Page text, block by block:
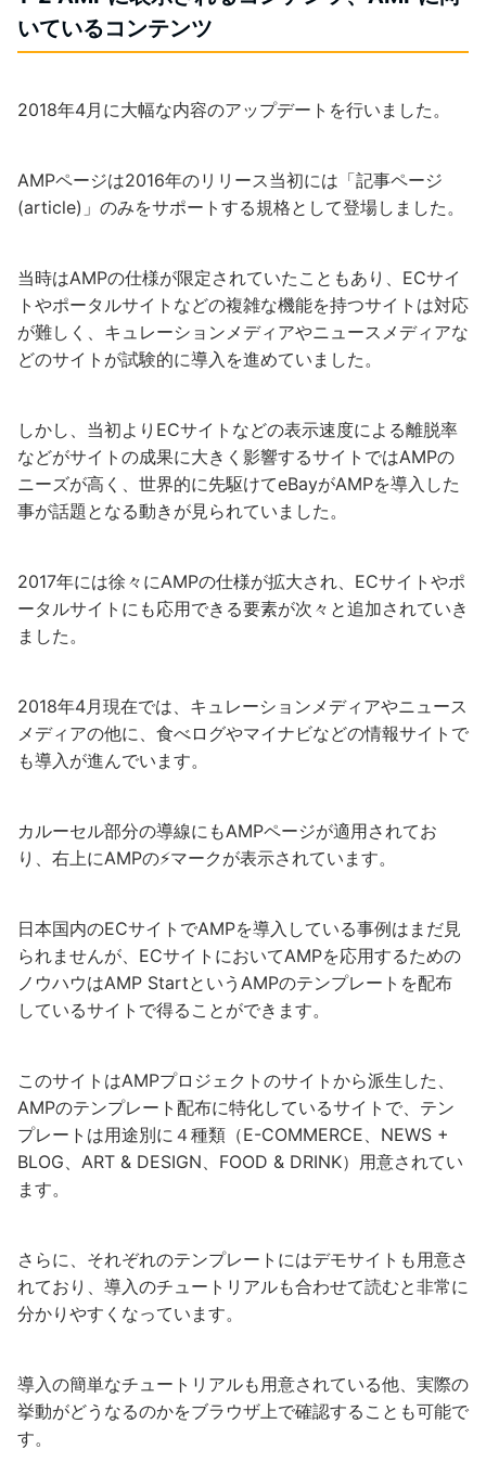
いているコンテンツ
2018年4月に大幅な内容のアップデートを行いました。
AMPページは2016年のリリース当初には「記事ページ
(article)」のみをサポートする規格として登場しました。
当時はAMPの仕様が限定されていたこともあり、ECサイ
トやポータルサイトなどの複雑な機能を持つサイトは対応
が難しく、キュレーションメディアやニュースメディアな
どのサイトが試験的に導入を進めていました。
しかし、当初よりECサイトなどの表示速度による離脱率
などがサイトの成果に大きく影響するサイトではAMPの
ニーズが高く、世界的に先駆けてeBayがAMPを導入した
事が話題となる動きが見られていました。
2017年には徐々にAMPの仕様が拡大され、ECサイトやポ
ータルサイトにも応用できる要素が次々と追加されていき
ました。
2018年4月現在では、キュレーションメディアやニュース
メディアの他に、食べログやマイナビなどの情報サイトで
も導入が進んでいます。
カルーセル部分の導線にもAMPページが適用されてお
り、右上にAMPの⚡マークが表示されています。
日本国内のECサイトでAMPを導入している事例はまだ見
られませんが、ECサイトにおいてAMPを応用するための
ノウハウはAMP StartというAMPのテンプレートを配布
しているサイトで得ることができます。
このサイトはAMPプロジェクトのサイトから派生した、
AMPのテンプレート配布に特化しているサイトで、テン
プレートは用途別に４種類（E-COMMERCE、NEWS +
BLOG、ART & DESIGN、FOOD & DRINK）用意されてい
ます。
さらに、それぞれのテンプレートにはデモサイトも用意さ
れており、導入のチュートリアルも合わせて読むと非常に
分かりやすくなっています。
導入の簡単なチュートリアルも用意されている他、実際の
挙動がどうなるのかをブラウザ上で確認することも可能で
す。